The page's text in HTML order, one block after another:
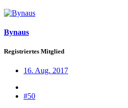
Bynaus
Registriertes Mitglied
16. Aug. 2017
#50